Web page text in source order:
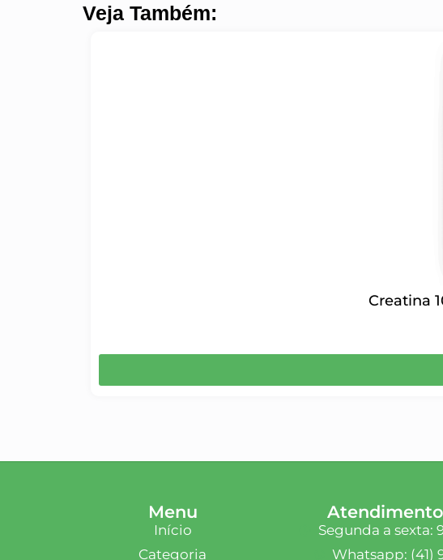
Veja Também:
Creatina
Menu
Início
Categoria
Segunda a sexta:
Whatsapp: (41)